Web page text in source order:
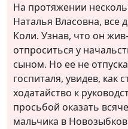
На протяжении
Наталья Власовна, все
Коли. Узнав, что он
отпроситься у
сыном. Но ее не
госпиталя, увидев, как
ходатайство к
просьбой оказать
мальчика в